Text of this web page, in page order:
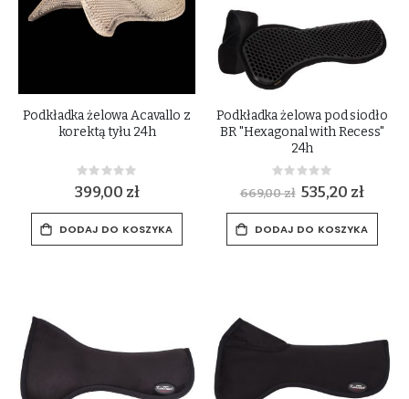
Podkładka żelowa Acavallo z
korektą tyłu 24h
Rating:
0%
399,00 zł
DODAJ DO KOSZYKA
Podkładka żelowa pod siodło
BR "Hexagonal with Recess"
24h
Rating:
669,00 zł Special
Price
535,20 zł
DODAJ DO KOSZYKA